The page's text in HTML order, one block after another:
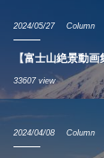
2024/05/27 Column
【富士山絶景動
33607 view
2024/04/08 Column